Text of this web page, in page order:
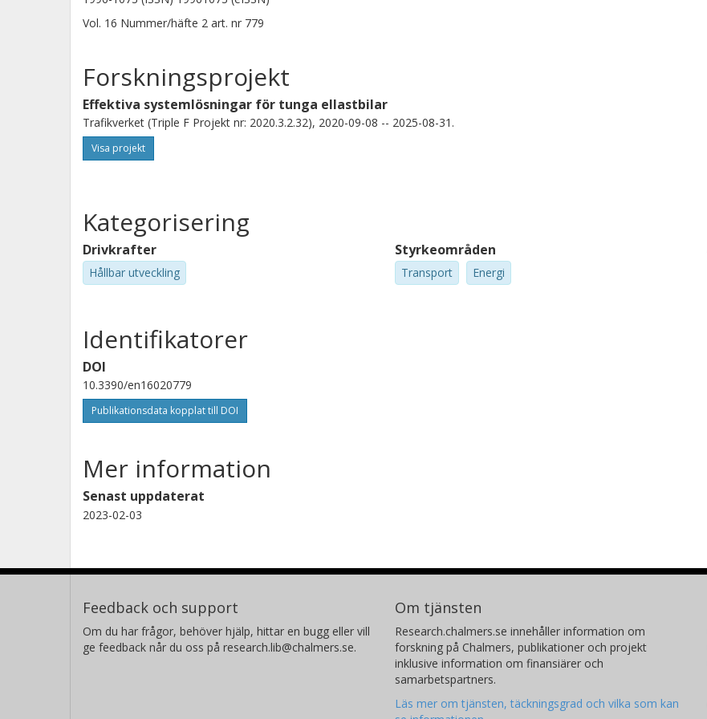
Vol. 16 Nummer/häfte 2 art. nr 779
Forskningsprojekt
Effektiva systemlösningar för tunga ellastbilar
Trafikverket (Triple F Projekt nr: 2020.3.2.32), 2020-09-08 -- 2025-08-31.
Visa projekt
Kategorisering
Drivkrafter
Hållbar utveckling
Styrkeområden
Transport Energi
Identifikatorer
DOI
10.3390/en16020779
Publikationsdata kopplat till DOI
Mer information
Senast uppdaterat
2023-02-03
Feedback och support
Om du har frågor, behöver hjälp, hittar en bugg eller vill
ge feedback når du oss på research.lib@chalmers.se.
Om tjänsten
Research.chalmers.se innehåller information om
forskning på Chalmers, publikationer och projekt
inklusive information om finansiärer och
samarbetspartners.
Läs mer om tjänsten, täckningsgrad och vilka som kan